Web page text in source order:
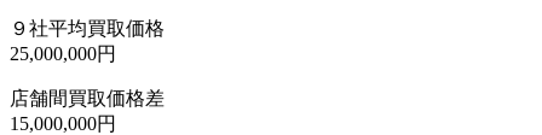
９社平均買取価格
25,000,000円
店舗間買取価格差
15,000,000円